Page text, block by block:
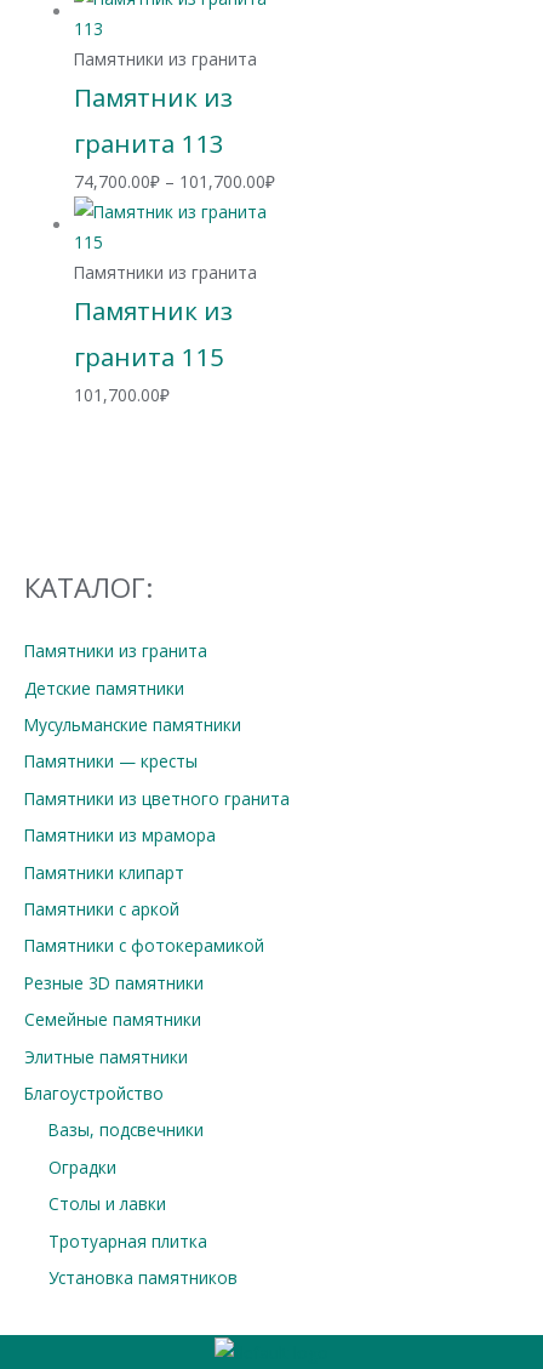
Памятники из гранита
Памятник из
гранита 113
74,700.00₽ – 101,700.00₽Диапазон
Памятники из гранита
Памятник из
гранита 115
101,700.00₽
КАТАЛОГ:
Памятники из гранита
Детские памятники
Мусульманские памятники
Памятники — кресты
Памятники из цветного гранита
Памятники из мрамора
Памятники клипарт
Памятники с аркой
Памятники с фотокерамикой
Резные 3D памятники
Семейные памятники
Элитные памятники
Благоустройство
Вазы, подсвечники
Оградки
Столы и лавки
Тротуарная плитка
Установка памятников